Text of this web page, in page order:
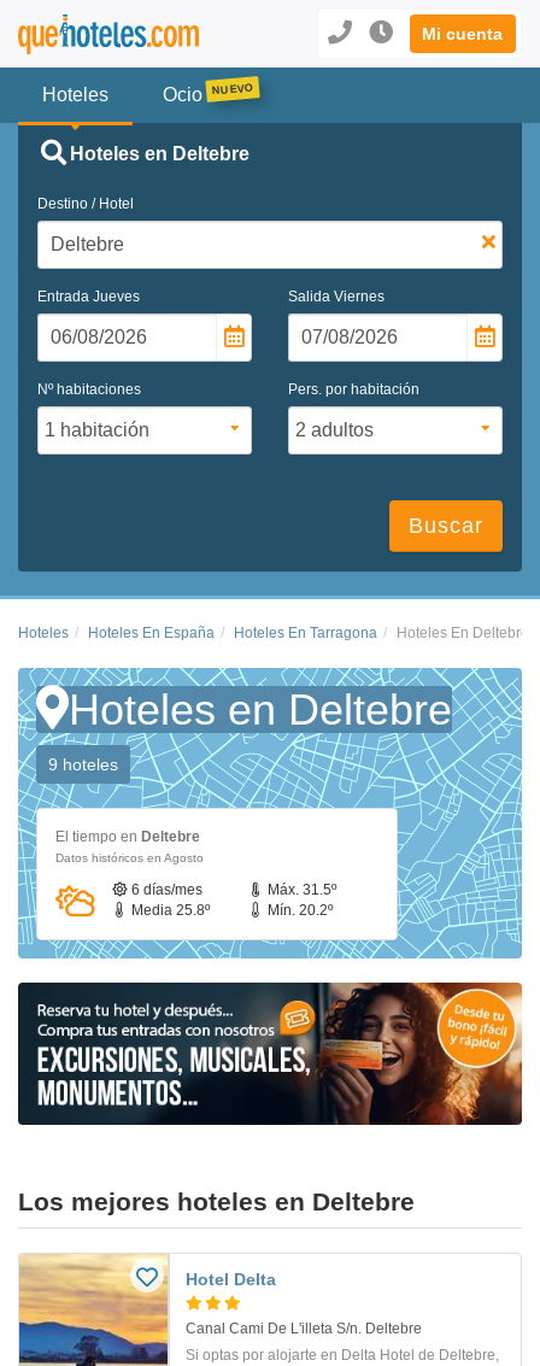
Mi cuenta
Hoteles Ocio
Hoteles en Deltebre
Destino / Hotel
Entrada Jueves Salida Viernes
Nº habitaciones Pers. por habitación
Buscar
Hoteles Hoteles En España Hoteles En Tarragona Hoteles En Deltebre
Hoteles en Deltebre
9 hoteles
El tiempo en Deltebre
Datos históricos en Agosto
6 días/mes
Máx. 31.5º
Media 25.8º
Mín. 20.2º
Los mejores hoteles en Deltebre
Hotel Delta
Canal Cami De L'illeta S/n. Deltebre
Si optas por alojarte en Delta Hotel de Deltebre,